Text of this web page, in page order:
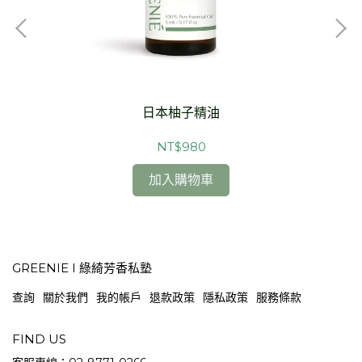
日本柚子精油
NT$980
加入購物車
GREENIE I 綠綺芳香私塾
查詢 關於我們 我的帳戶 退款政策 隱私政策 服務條款
FIND US